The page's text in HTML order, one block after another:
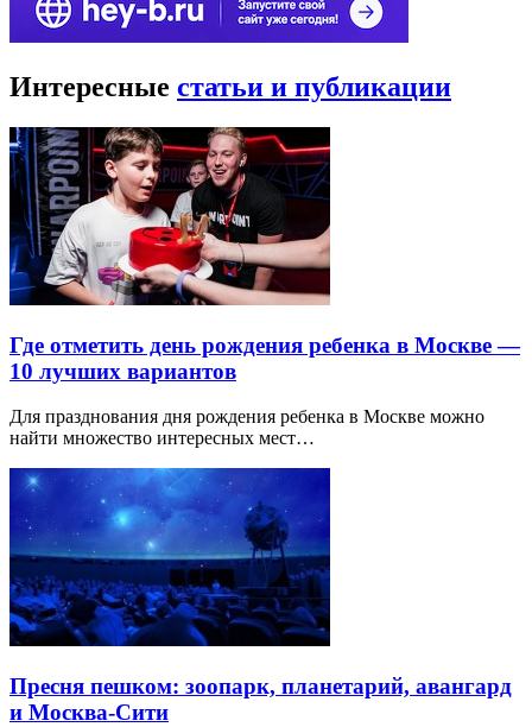
Интересные статьи и публикации
Где отметить день рождения ребенка в Москве —
10 лучших вариантов
Для празднования дня рождения ребенка в Москве можно
найти множество интересных мест…
Пресня пешком: зоопарк, планетарий, авангард
и Москва-Сити